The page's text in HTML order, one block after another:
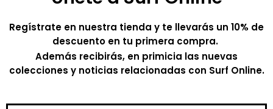
Regístrate en nuestra tienda y te llevarás un 10% de
descuento en tu primera compra.
Además recibirás, en primicia las nuevas
colecciones y noticias relacionadas con Surf Online.